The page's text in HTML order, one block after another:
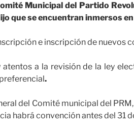
Municipal del Partido
que se encuentran inmersos
e inscripción de nuevos
atentos a la revisión de la ley
.
del Comité municipal del
habrá convención antes del 31